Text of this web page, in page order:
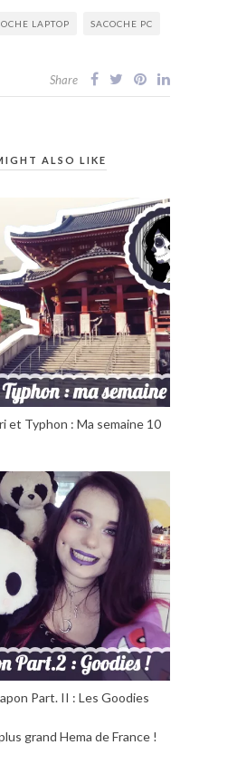
LAPTOP SACOCHE PC
Share
ALSO LIKE
et Typhon : Ma semaine 10
Part. II : Les Goodies
grand Hema de France !